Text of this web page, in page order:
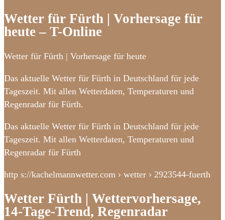
Wetter für Fürth | Vorhersage für
heute – T-Online
Wetter für Fürth | Vorhersage für heute
Das aktuelle Wetter für Fürth in Deutschland für jede
Tageszeit. Mit allen Wetterdaten, Temperaturen und
Regenradar für Fürth.
Das aktuelle Wetter für Fürth in Deutschland für jede
Tageszeit. Mit allen Wetterdaten, Temperaturen und
Regenradar für Fürth
http s://kachelmannwetter.com › wetter › 2923544-fuerth
Wetter Fürth | Wettervorhersage,
14-Tage-Trend, Regenradar